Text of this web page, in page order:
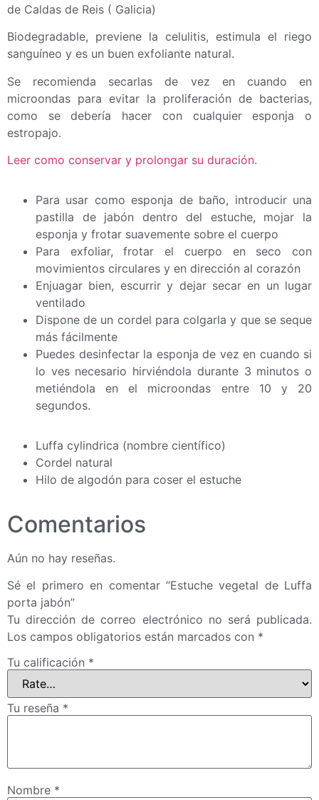
de Caldas de Reis ( Galicia)
Biodegradable, previene la celulitis, estimula el riego
sanguíneo y es un buen exfoliante natural.
Se recomienda secarlas de vez en cuando en
microondas para evitar la proliferación de bacterias,
como se debería hacer con cualquier esponja o
estropajo.
Leer como conservar y prolongar su duración.
Para usar como esponja de baño, introducir una
pastilla de jabón dentro del estuche, mojar la
esponja y frotar suavemente sobre el cuerpo
Para exfoliar, frotar el cuerpo en seco con
movimientos circulares y en dirección al corazón
Enjuagar bien, escurrir y dejar secar en un lugar
ventilado
Dispone de un cordel para colgarla y que se seque
más fácilmente
Puedes desinfectar la esponja de vez en cuando si
lo ves necesario hirviéndola durante 3 minutos o
metiéndola en el microondas entre 10 y 20
segundos.
Luffa cylindrica (nombre científico)
Cordel natural
Hilo de algodón para coser el estuche
Comentarios
Aún no hay reseñas.
Sé el primero en comentar “Estuche vegetal de Luffa
porta jabón”
Tu dirección de correo electrónico no será publicada.
Los campos obligatorios están marcados con *
Tu calificación *
Tu reseña *
Nombre *